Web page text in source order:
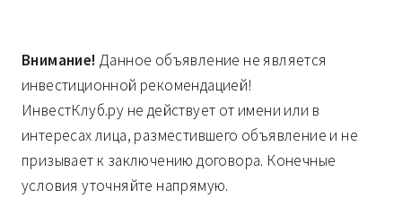
Внимание! Данное объявление не является
инвестиционной рекомендацией!
ИнвестКлуб.ру не действует от имени или в
интересах лица, разместившего объявление и не
призывает к заключению договора. Конечные
условия уточняйте напрямую.